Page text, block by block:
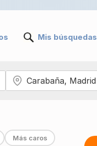
Mis búsquedas
Más caros